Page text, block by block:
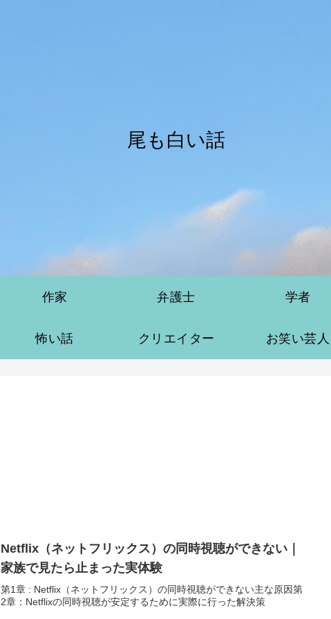
尾も白い話
作家 弁護士 学者
怖い話 クリエイター お笑い芸人
Netflix（ネットフリックス）の同時視聴ができない｜
家族で見たら止まった実体験
第1章 : Netflix（ネットフリックス）の同時視聴ができない主な原因第
2章：Netflixの同時視聴が安定するために実際に行った解決策